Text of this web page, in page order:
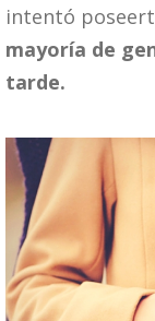
intentó
mayoría de
tarde.